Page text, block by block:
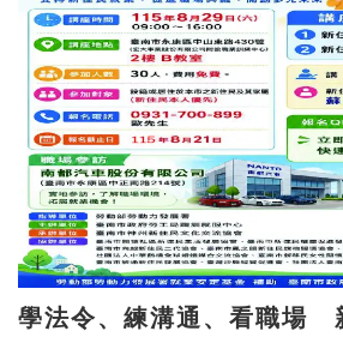
學法令、練溝通、看職場